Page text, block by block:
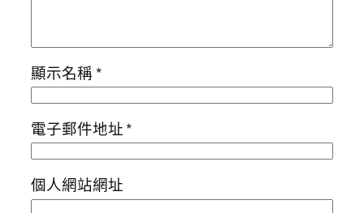
顯示名稱*
電子郵件地址*
個人網站網址